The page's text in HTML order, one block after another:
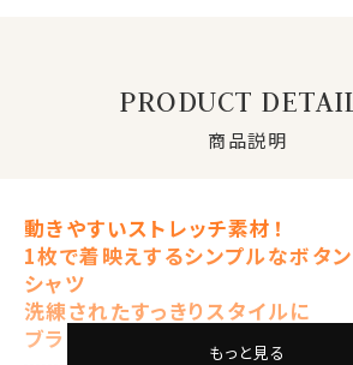
PRODUCT
商品説明
動きやすいストレッチ素材！
1枚で着映えするシンプルなボタ
シャツ
洗練されたすっきりスタイルに
ブラック 黒
もっと見る